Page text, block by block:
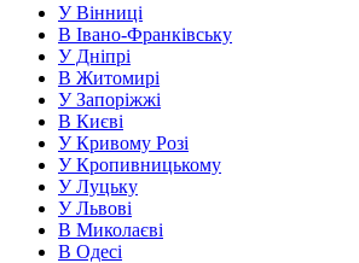
У Вінниці
В Івано-Франківську
У Дніпрі
В Житомирі
У Запоріжжі
В Києві
У Кривому Розі
У Кропивницькому
У Луцьку
У Львові
В Миколаєві
В Одесі